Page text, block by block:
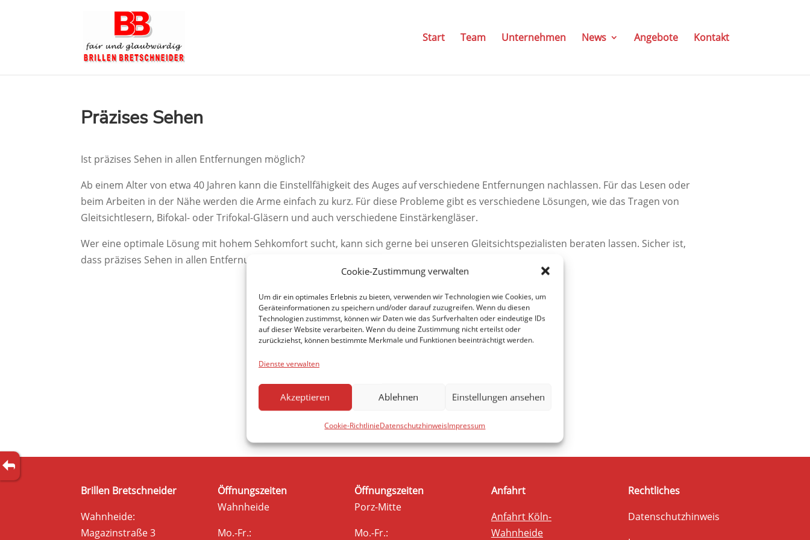
Cookie-Zustimmung verwalten
Um dir ein optimales Erlebnis zu bieten, verwenden wir Technologien wie Cookies, um
Geräteinformationen zu speichern und/oder darauf zuzugreifen. Wenn du diesen
Technologien zustimmst, können wir Daten wie das Surfverhalten oder eindeutige IDs
auf dieser Website verarbeiten. Wenn du deine Zustimmung nicht erteilst oder
zurückziehst, können bestimmte Merkmale und Funktionen beeinträchtigt werden.
Dienste verwalten
Akzeptieren Ablehnen Einstellungen ansehen
Cookie-RichtlinieDatenschutzhinweisImpressum
Start Team Unternehmen News Angebote Kontakt
Präzises Sehen
Ist präzises Sehen in allen Entfernungen möglich?
Ab einem Alter von etwa 40 Jahren kann die Einstellfähigkeit des Auges auf verschiedene Entfernungen nachlassen. Für das Lesen oder
beim Arbeiten in der Nähe werden die Arme einfach zu kurz. Für diese Probleme gibt es verschiedene Lösungen, wie das Tragen von
Gleitsichtlesern, Bifokal- oder Trifokal-Gläsern und auch verschiedene Einstärkengläser.
Wer eine optimale Lösung mit hohem Sehkomfort sucht, kann sich gerne bei unseren Gleitsichtspezialisten beraten lassen. Sicher ist,
dass präzises Sehen in allen Entfernungen, sogar mit einer Brille, möglich ist.
Brillen Bretschneider
Wahnheide:
Magazinstraße 3
Öffnungszeiten
Wahnheide
Mo.-Fr.:
Öffnungszeiten
Porz-Mitte
Mo.-Fr.:
Anfahrt
Anfahrt Köln-
Wahnheide
Rechtliches
Datenschutzhinweis